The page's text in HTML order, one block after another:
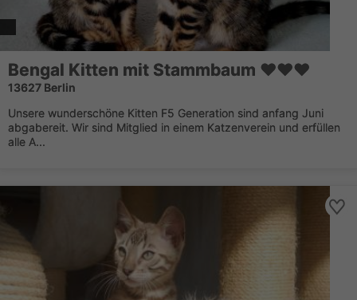
Bengal Kitten mit Stammbaum ❤❤❤
13627 Berlin
Unsere wunderschöne Kitten F5 Generation sind anfang Juni
abgabereit. Wir sind Mitglied in einem Katzenverein und erfüllen
alle A...